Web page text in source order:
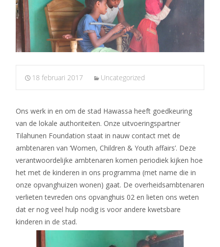
18 februari 2017 Uncategorized
Ons werk in en om de stad Hawassa heeft goedkeuring
van de lokale authoriteiten. Onze uitvoeringspartner
Tilahunen Foundation staat in nauw contact met de
ambtenaren van ‘Women, Children & Youth affairs’. Deze
verantwoordelijke ambtenaren komen periodiek kijken hoe
het met de kinderen in ons programma (met name die in
onze opvanghuizen wonen) gaat. De overheidsambtenaren
verlieten tevreden ons opvanghuis 02 en lieten ons weten
dat er nog veel hulp nodig is voor andere kwetsbare
kinderen in de stad.